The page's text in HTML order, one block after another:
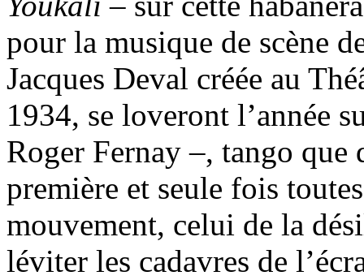
pour la musique de scène
Jacques Deval créée au
1934, se loveront l’année
Roger Fernay –, tango que
première et seule fois
mouvement, celui de la
léviter les cadavres de